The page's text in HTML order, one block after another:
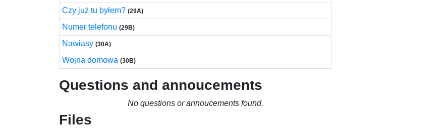
Czy już tu byłem? (29A)
Numer telefonu (29B)
Nawiasy (30A)
Wojna domowa (30B)
Questions and annoucements
No questions or annoucements found.
Files